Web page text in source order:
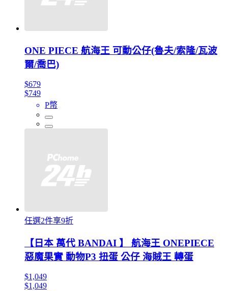
ONE PIECE 航海王 可動公仔(魯夫/索隆/瓦波
爾/喬巴)
$679
$749
P幣
任選2件享9折
【日本 萬代 BANDAI 】 航海王 ONEPIECE
惡魔果實 動物P3 扭蛋 公仔 海賊王 轉蛋
$1,049
$1,049